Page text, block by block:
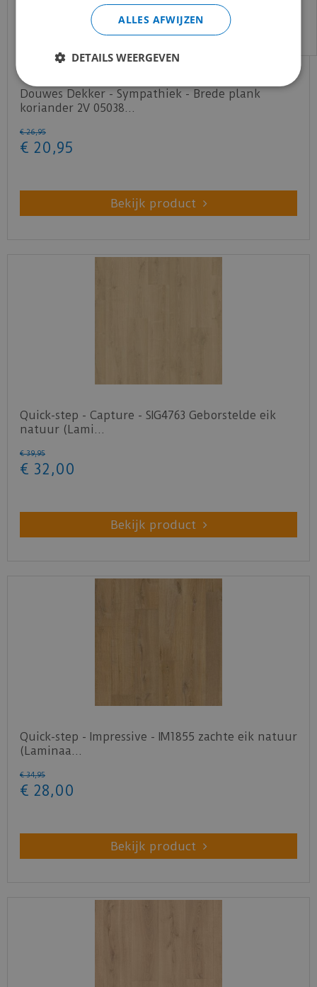
Douwes Dekker - Sympathiek - Brede plank
koriander 2V 05038…
€ 26,95
€ 20 ,95
Bekijk product
Quick-step - Capture - SIG4763 Geborstelde eik
natuur (Lami…
€ 39,95
€ 32 ,00
Bekijk product
Quick-step - Impressive - IM1855 zachte eik natuur
(Laminaa…
€ 34,95
€ 28,00
Bekijk product
info@merkvloerenwinkel.nl
ALLES AFWIJZEN
DETAILS WEERGEVEN